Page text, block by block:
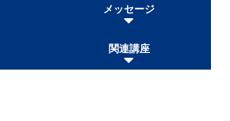
メッセージ
関連講座